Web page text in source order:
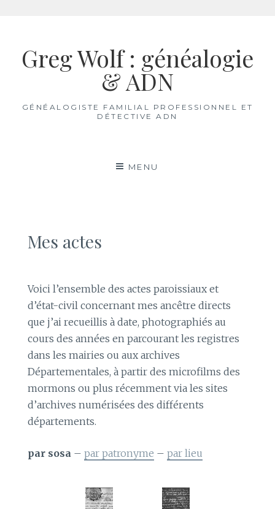
contenuGreg Wolf : généalogie
& ADN
GÉNÉALOGISTE FAMILIAL PROFESSIONNEL ET
DÉTECTIVE ADN
MENU
Mes actes
Voici l’ensemble des actes paroissiaux et
d’état-civil concernant mes ancêtre directs
que j’ai recueillis à date, photographiés au
cours des années en parcourant les registres
dans les mairies ou aux archives
Départementales, à partir des microfilms des
mormons ou plus récemment via les sites
d’archives numérisées des différents
départements.
par sosa –par patronyme –par lieu